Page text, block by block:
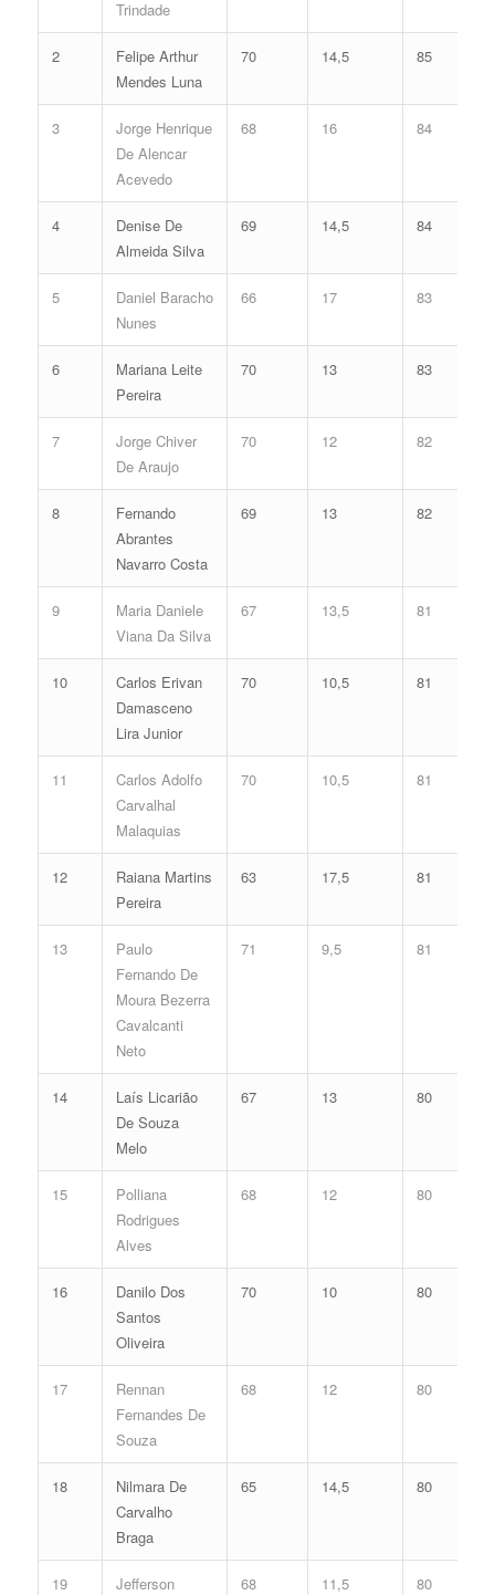
Trindade
2
Felipe Arthur
Mendes Luna
70 14,5 85
3
Jorge Henrique
De Alencar
Acevedo
68 16 84
4
Denise De
Almeida Silva
69 14,5 84
5
Daniel Baracho
Nunes
66 17 83
6
Mariana Leite
Pereira
70 13 83
7
Jorge Chiver
De Araujo
70 12 82
8
Fernando
Abrantes
Navarro Costa
69 13 82
9
Maria Daniele
Viana Da Silva
67 13,5 81
10
Carlos Erivan
Damasceno
Lira Junior
70 10,5 81
11
Carlos Adolfo
Carvalhal
Malaquias
70 10,5 81
12
Raiana Martins
Pereira
63 17,5 81
13
Paulo
Fernando De
Moura Bezerra
Cavalcanti
Neto
71 9,5 81
14
Laís Licarião
De Souza
Melo
67 13 80
15
Polliana
Rodrigues
Alves
68 12 80
16
Danilo Dos
Santos
Oliveira
70 10 80
17
Rennan
Fernandes De
Souza
68 12 80
18
Nilmara De
Carvalho
Braga
65 14,5 80
19
Jefferson
68 11,5 80